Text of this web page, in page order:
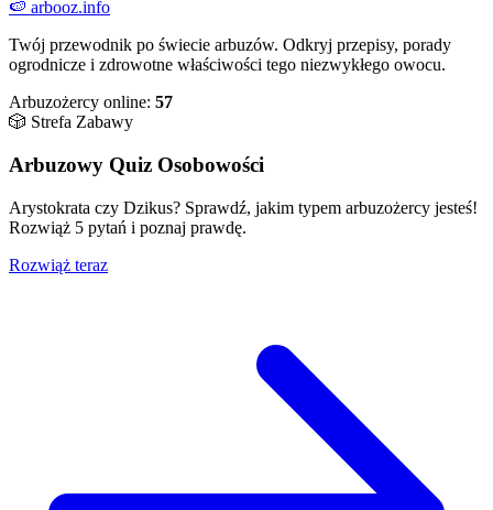
🍉 arbooz.info
Twój przewodnik po świecie arbuzów. Odkryj przepisy, porady
ogrodnicze i zdrowotne właściwości tego niezwykłego owocu.
Arbuzożercy online: 57
🎲 Strefa Zabawy
Arbuzowy Quiz Osobowości
Arystokrata czy Dzikus? Sprawdź, jakim typem arbuzożercy jesteś!
Rozwiąż 5 pytań i poznaj prawdę.
Rozwiąż teraz